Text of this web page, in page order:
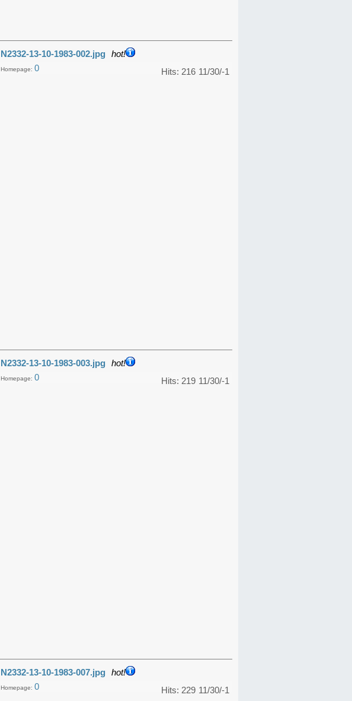
N2332-13-10-1983-002.jpg hot!
11/30/-1
Hits: 216
Homepage: 0
N2332-13-10-1983-003.jpg hot!
11/30/-1
Hits: 219
Homepage: 0
N2332-13-10-1983-007.jpg hot!
11/30/-1
Hits: 229
Homepage: 0